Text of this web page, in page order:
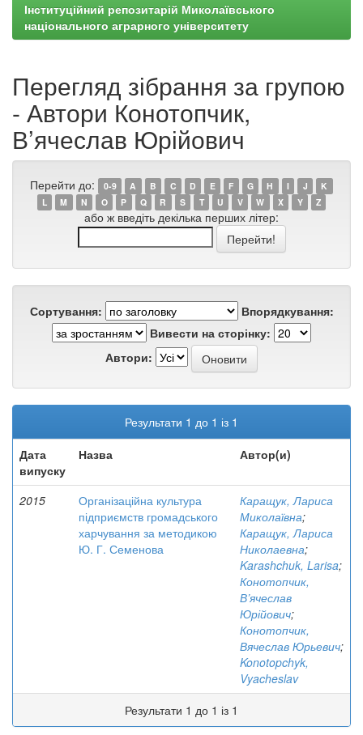
Інституційний репозитарій Миколаївського
національного аграрного університету
Перегляд зібрання за групою
- Автори Конотопчик,
В’ячеслав Юрійович
Перейти до: 0-9 A B C D E F G H I J
K
L
M N O P Q R S T U V W X Y Z
або ж введіть декілька перших літер:
Сортування:
Впорядкування:
Вивести на сторінку:
Автори:
Результати 1 до 1 із 1
Дата
випуску
Назва Автор(и)
2015
Організаційна культура
підприємств громадського
харчування за методикою
Ю. Г. Семенова
Каращук, Лариса
Миколаївна;
Каращук, Лариса
Николаевна;
Karashchuk, Larisa;
Конотопчик,
В’ячеслав
Юрійович;
Конотопчик,
Вячеслав Юрьевич;
Konotopchyk,
Vyacheslav
Результати 1 до 1 із 1